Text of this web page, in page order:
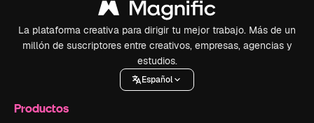
La plataforma creativa para dirigir tu mejor trabajo. Más de un
millón de suscriptores entre creativos, empresas, agencias y
estudios.
Español
Productos